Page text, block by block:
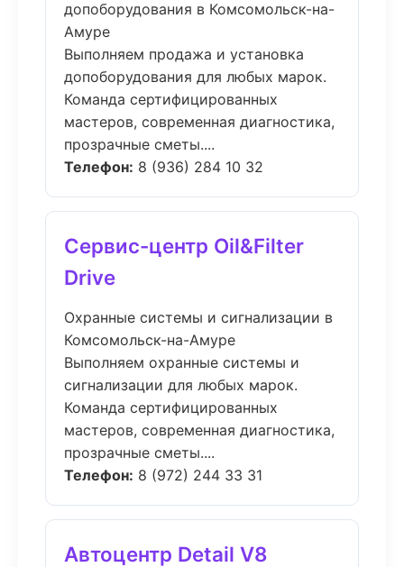
допоборудования в Комсомольск-на-
Амуре
Выполняем продажа и установка
допоборудования для любых марок.
Команда сертифицированных
мастеров, современная диагностика,
прозрачные сметы....
Телефон: 8 (936) 284 10 32
Сервис-центр Oil&Filter
Drive
Охранные системы и сигнализации в
Комсомольск-на-Амуре
Выполняем охранные системы и
сигнализации для любых марок.
Команда сертифицированных
мастеров, современная диагностика,
прозрачные сметы....
Телефон: 8 (972) 244 33 31
Автоцентр Detail V8